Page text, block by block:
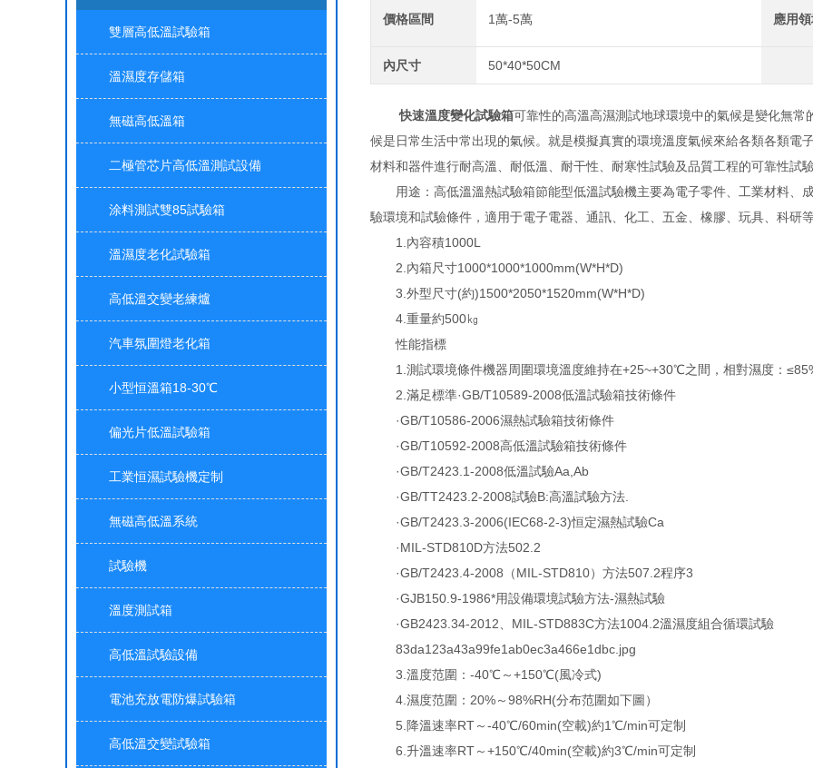
雙層高低溫試驗箱
溫濕度存儲箱
無磁高低溫箱
二極管芯片高低溫測試設備
涂料測試雙85試驗箱
溫濕度老化試驗箱
高低溫交變老練爐
汽車氛圍燈老化箱
小型恒溫箱18-30℃
偏光片低溫試驗箱
工業恒濕試驗機定制
無磁高低溫系統
試驗機
溫度測試箱
高低溫試驗設備
電池充放電防爆試驗箱
高低溫交變試驗箱
價格區間 1萬-5萬 應用
內尺寸 50*40*50CM
快速溫度變化試驗箱可靠性的高溫高濕測試地球環境中的氣候是變化無
候是日常生活中常出現的氣候。就是模擬真實的環境溫度氣候來給各類各類電
材料和器件進行耐高溫、耐低溫、耐干性、耐寒性試驗及品質工程的可靠性試
用途：高低溫溫熱試驗箱節能型低溫試驗機主要為電子零件、工業材料、
驗環境和試驗條件，適用于電子電器、通訊、化工、五金、橡膠、玩具、科研
1.內容積1000L
2.內箱尺寸1000*1000*1000mm(W*H*D)
3.外型尺寸(約)1500*2050*1520mm(W*H*D)
4.重量約500㎏
性能指標
1.測試環境條件機器周圍環境溫度維持在+25~+30℃之間，相對濕度：
2.滿足標準·GB/T10589-2008低溫試驗箱技術條件
·GB/T10586-2006濕熱試驗箱技術條件
·GB/T10592-2008高低溫試驗箱技術條件
·GB/T2423.1-2008低溫試驗Aa,Ab
·GB/TT2423.2-2008試驗B:高溫試驗方法.
·GB/T2423.3-2006(IEC68-2-3)恒定濕熱試驗Ca
·MIL-STD810D方法502.2
·GB/T2423.4-2008（MIL-STD810）方法507.2程序3
·GJB150.9-1986*用設備環境試驗方法-濕熱試驗
·GB2423.34-2012、MIL-STD883C方法1004.2溫濕度組合循環試驗
83da123a43a99fe1ab0ec3a466e1dbc.jpg
3.溫度范圍：-40℃～+150℃(風冷式)
4.濕度范圍：20%～98%RH(分布范圍如下圖）
5.降溫速率RT～-40℃/60min(空載)約1℃/min可定制
6.升溫速率RT～+150℃/40min(空載)約3℃/min可定制